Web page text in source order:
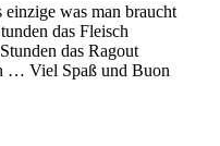
einzige was man braucht
das Fleisch
das Ragout
… Viel Spaß und Buon